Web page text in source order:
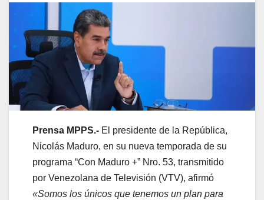
Prensa MPPS.- El presidente de la República,
Nicolás Maduro, en su nueva temporada de su
programa “Con Maduro +” Nro. 53, transmitido
por Venezolana de Televisión (VTV), afirmó
«Somos los únicos que tenemos un plan para